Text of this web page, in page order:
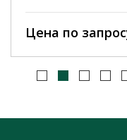
Цена по